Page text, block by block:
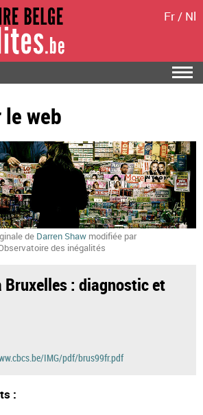
Fr/ Nl
web
de Darren Shawmodifiée par
des inégalités
Bruxelles : diagnostic et
IMG/pdf/brus99fr.pdf
: